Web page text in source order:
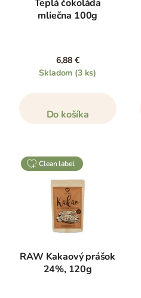
Teplá čokoláda
mliečna 100g
6,88 €
Skladom (3 ks)
Do košíka
clean label
RAW Kakaový prášok
24%, 120g